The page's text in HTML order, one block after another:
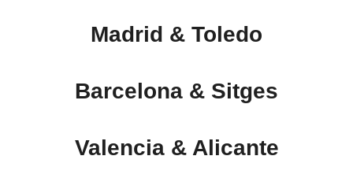
Madrid & Toledo
Barcelona & Sitges
Valencia & Alicante